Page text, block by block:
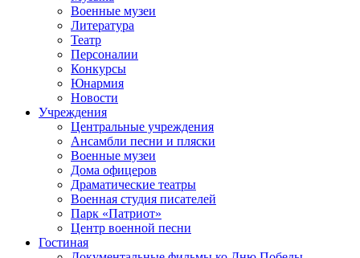
Военные музеи
Литература
Театр
Персоналии
Конкурсы
Юнармия
Новости
Учреждения
Центральные учреждения
Ансамбли песни и пляски
Военные музеи
Дома офицеров
Драматические театры
Военная студия писателей
Парк «Патриот»
Центр военной песни
Гостиная